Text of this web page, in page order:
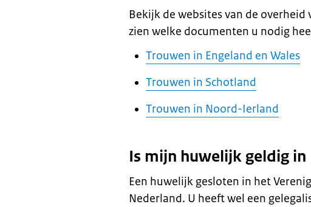
Bekijk de websites van de
zien welke documenten u nodig
Trouwen in Engeland en Wales
Trouwen in Schotland
Trouwen in Noord-Ierland
Is mijn huwelijk geldig in
Een huwelijk gesloten in het
Nederland. U heeft wel een